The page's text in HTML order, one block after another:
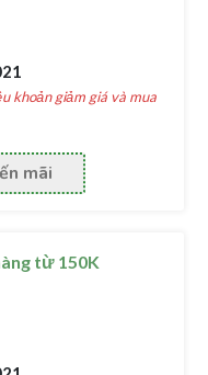
khoản giảm giá và mua
mãi
từ 150K